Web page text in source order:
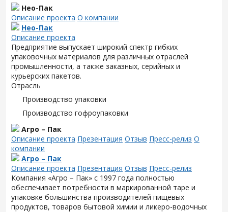
Нео-Пак
Описание проекта О компании
Нео-Пак
Описание проекта
Предприятие выпускает широкий спектр гибких
упаковочных материалов для различных отраслей
промышленности, а также заказных, серийных и
курьерских пакетов.
Отрасль
Производство упаковки
Производство гофроупаковки
Агро – Пак
Описание проекта Презентация Отзыв Пресс-релиз О
компании
Агро – Пак
Описание проекта Презентация Отзыв Пресс-релиз
Компания «Агро – Пак» с 1997 года полностью
обеспечивает потребности в маркированной таре и
упаковке большинства производителей пищевых
продуктов, товаров бытовой химии и ликеро-водочных